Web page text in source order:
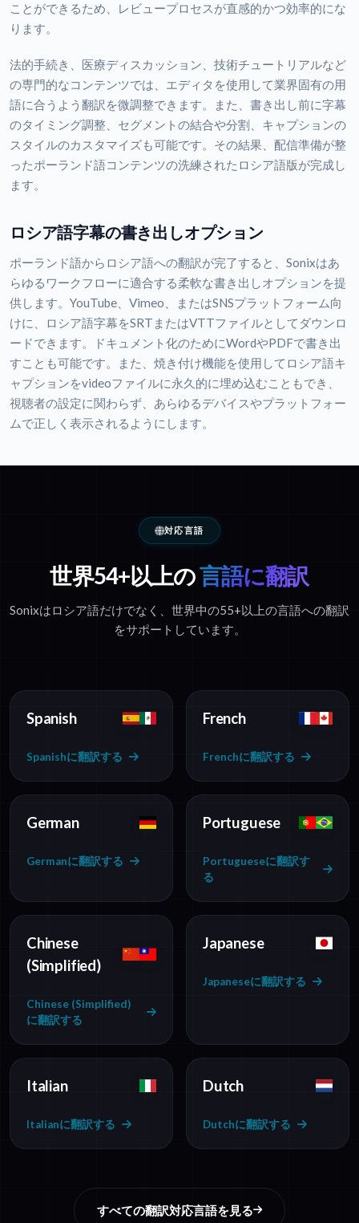
ことができるため、レビュープロセスが直感的かつ効率的にな
ります。
法的手続き、医療ディスカッション、技術チュートリアルなど
の専門的なコンテンツでは、エディタを使用して業界固有の用
語に合うよう翻訳を微調整できます。また、書き出し前に字幕
のタイミング調整、セグメントの結合や分割、キャプションの
スタイルのカスタマイズも可能です。その結果、配信準備が整
ったポーランド語コンテンツの洗練されたロシア語版が完成し
ます。
ロシア語字幕の書き出しオプション
ポーランド語からロシア語への翻訳が完了すると、Sonixはあ
らゆるワークフローに適合する柔軟な書き出しオプションを提
供します。YouTube、Vimeo、またはSNSプラットフォーム向
けに、ロシア語字幕をSRTまたはVTTファイルとしてダウンロ
ードできます。ドキュメント化のためにWordやPDFで書き出
すことも可能です。また、焼き付け機能を使用してロシア語キ
ャプションをvideoファイルに永久的に埋め込むこともでき、
視聴者の設定に関わらず、あらゆるデバイスやプラットフォー
ムで正しく表示されるようにします。
対応言語
世界54+以上の言語に翻訳
Sonixはロシア語だけでなく、世界中の55+以上の言語への翻訳
をサポートしています。
Spanish
Spanishに翻訳する
French
Frenchに翻訳する
German
Germanに翻訳する
Portuguese
Portugueseに翻訳す
る
Chinese
(Simplified)
Chinese (Simplified)
に翻訳する
Japanese
Japaneseに翻訳する
Italian
Italianに翻訳する
Dutch
Dutchに翻訳する
すべての翻訳対応言語を見る